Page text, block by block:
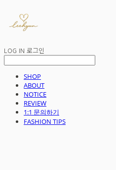
LOG IN 로그인
SHOP
ABOUT
NOTICE
REVIEW
1:1 문의하기
FASHION TIPS